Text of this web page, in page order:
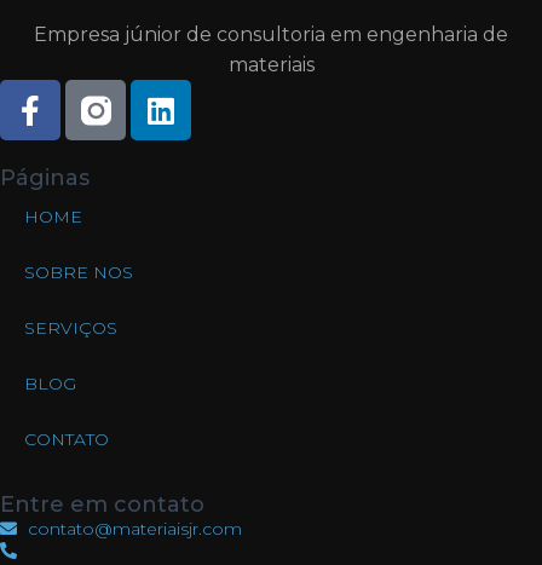
Empresa júnior de consultoria em engenharia de
materiais
Páginas
HOME
SOBRE NOS
SERVIÇOS
BLOG
CONTATO
Entre em contato
contato@materiaisjr.com